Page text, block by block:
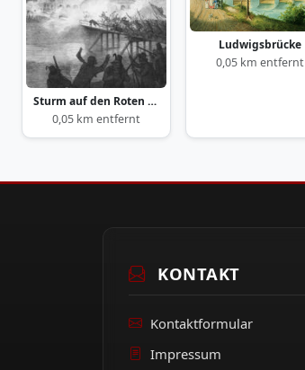
Sturm auf den Roten Turm
0,05 km entfernt
Ludwigsbrücke
0,05 km entfernt
KONTAKT
Kontaktformular
Impressum